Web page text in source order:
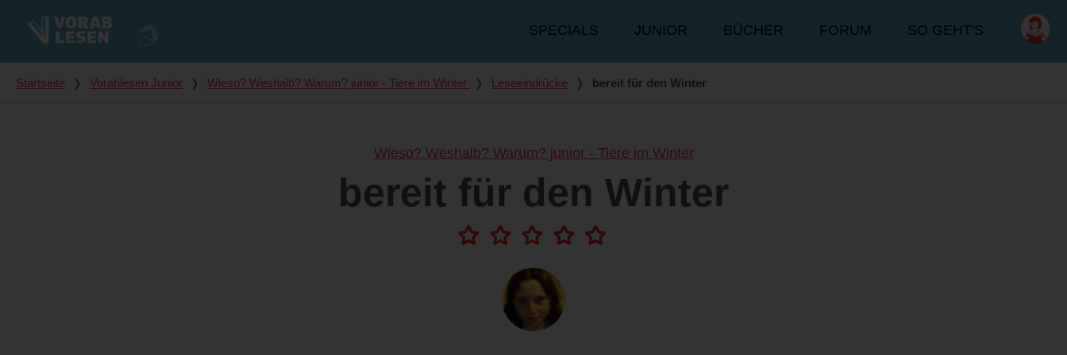
Hauptmenü
SPECIALS JUNIOR BÜCHER FORUM SO GEHT'S
Du bist hier
Startseite ❭ Vorablesen Junior ❭ Wieso? Weshalb? Warum? junior - Tiere im Winter ❭ Leseeindrücke ❭ bereit für den Winter
Wieso? Weshalb? Warum? junior - Tiere im Winter
bereit für den Winter